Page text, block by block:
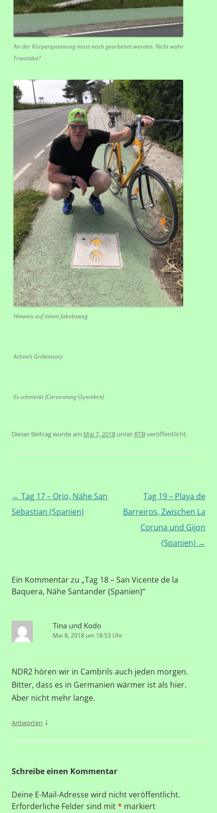
An der Körperspannung muss noch gearbeitet werden. Nicht wahr
Franziska?
Hinweis auf einen Jakobsweg
Achim’s Grilleinsatz
Es schmeckt (Caravaning Oyambre)
Dieser Beitrag wurde am Mai 7, 2018 unter RTBveröffentlicht.
Beitragsnavigation
← Tag 17 – Orio, Nähe San
Sebastian (Spanien)
Tag 19 – Playa de
Barreiros, Zwischen La
Coruna und Gijon
(Spanien) →
Ein Kommentar zu „Tag 18 – San Vicente de la
Baquera, Nähe Santander (Spanien)“
Tina und Kodo
Mai 8, 2018 um 18:53 Uhr
NDR2 hören wir in Cambrils auch jeden morgen.
Bitter, dass es in Germanien wärmer ist als hier.
Aber nicht mehr lange.
Antworten ↓
Schreibe einen Kommentar
Deine E-Mail-Adresse wird nicht veröffentlicht.
Erforderliche Felder sind mit* markiert